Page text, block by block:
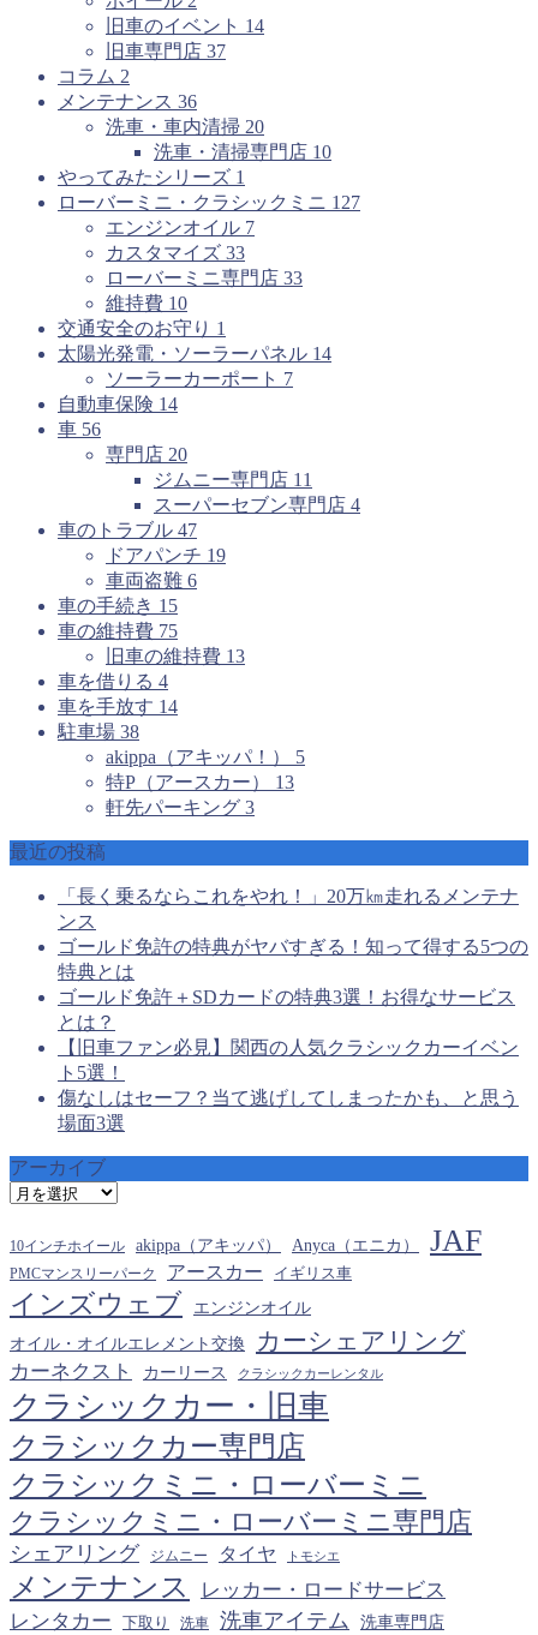
旧車のイベント 14
旧車専門店 37
コラム 2
メンテナンス 36
洗車・車内清掃 20
洗車・清掃専門店 10
やってみたシリーズ 1
ローバーミニ・クラシックミニ 127
エンジンオイル 7
カスタマイズ 33
ローバーミニ専門店 33
維持費 10
交通安全のお守り 1
太陽光発電・ソーラーパネル 14
ソーラーカーポート 7
自動車保険 14
車 56
専門店 20
ジムニー専門店 11
スーパーセブン専門店 4
車のトラブル 47
ドアパンチ 19
車両盗難 6
車の手続き 15
車の維持費 75
旧車の維持費 13
車を借りる 4
車を手放す 14
駐車場 38
akippa（アキッパ！） 5
特P（アースカー） 13
軒先パーキング 3
最近の投稿
「長く乗るならこれをやれ！」20万㎞走れるメンテナ
ンス
ゴールド免許の特典がヤバすぎる！知って得する5つの
特典とは
ゴールド免許＋SDカードの特典3選！お得なサービス
とは？
【旧車ファン必見】関西の人気クラシックカーイベン
ト5選！
傷なしはセーフ？当て逃げしてしまったかも、と思う
場面3選
アーカイブ
ア
カ
イ
ブ
10インチホイール akippa（アキッパ） Anyca（エニカ） JAF
PMCマンスリーパーク アースカー イギリス車
インズウェブ エンジンオイル
オイル・オイルエレメント交換 カーシェアリング
カーネクスト カーリース クラシックカーレンタル
クラシックカー・旧車
クラシックカー専門店
クラシックミニ・ローバーミニ
クラシックミニ・ローバーミニ専門店
シェアリング ジムニー タイヤ トモシエ
メンテナンス
レッカー・ロードサービス
レンタカー
下取り 洗車 洗車アイテム
洗車専門店